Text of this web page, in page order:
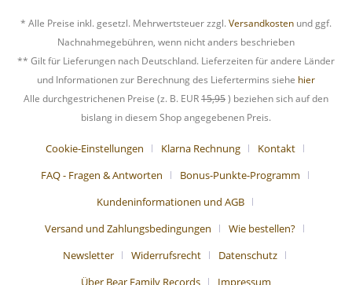
* Alle Preise inkl. gesetzl. Mehrwertsteuer zzgl. Versandkosten und ggf.
Nachnahmegebühren, wenn nicht anders beschrieben
** Gilt für Lieferungen nach Deutschland. Lieferzeiten für andere Länder
und Informationen zur Berechnung des Liefertermins siehe hier
Alle durchgestrichenen Preise (z. B. EUR15,95) beziehen sich auf den
bislang in diesem Shop angegebenen Preis.
Cookie-Einstellungen Klarna Rechnung
Kontakt
FAQ - Fragen & Antworten
Bonus-Punkte-Programm
Kundeninformationen und AGB
Versand und Zahlungsbedingungen
Wie bestellen?
Newsletter
Widerrufsrecht
Datenschutz
Über Bear Family Records
Impressum